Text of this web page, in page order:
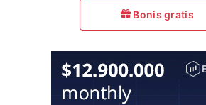
Bonis gratis